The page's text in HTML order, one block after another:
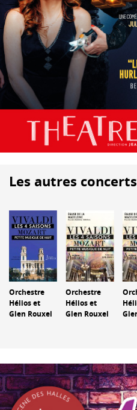
Les autres
Orchestre
Hélios et
Glen Rouxel
Orchestre
Hélios et
Glen Rouxel